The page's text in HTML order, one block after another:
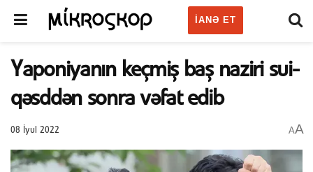
IANƏ ET
Yaponiyanın keçmiş baş naziri sui-
qəsddən sonra vəfat edib
08 İyul 2022 AA